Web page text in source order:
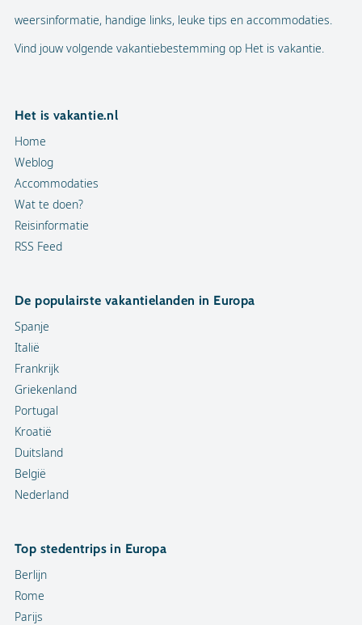
weersinformatie, handige links, leuke tips en accommodaties.
Vind jouw volgende vakantiebestemming op Het is vakantie.
Het is vakantie.nl
Home
Weblog
Accommodaties
Wat te doen?
Reisinformatie
RSS Feed
De populairste vakantielanden in Europa
Spanje
Italië
Frankrijk
Griekenland
Portugal
Kroatië
Duitsland
België
Nederland
Top stedentrips in Europa
Berlijn
Rome
Parijs